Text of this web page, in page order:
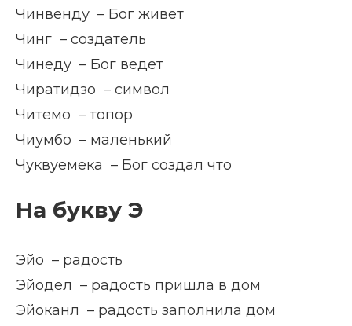
Чинвенду – Бог живет
Чинг – создатель
Чинеду – Бог ведет
Чиратидзо – символ
Читемо – топор
Чиумбо – маленький
Чуквуемека – Бог создал что
На букву Э
Эйо – радость
Эйодел – радость пришла в дом
Эйоканл – радость заполнила дом